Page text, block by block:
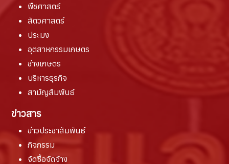
พืชศาสตร์
สัตวศาสตร์
ประมง
อุตสาหกรรมเกษตร
ช่างเกษตร
บริหารธุรกิจ
สามัญสัมพันธ์
ข่าวสาร
ข่าวประชาสัมพันธ์
กิจกรรม
จัดซื้อจัดจ้าง